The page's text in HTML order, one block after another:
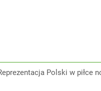
do 2030 roku?
Reprezentacja Polski w piłce